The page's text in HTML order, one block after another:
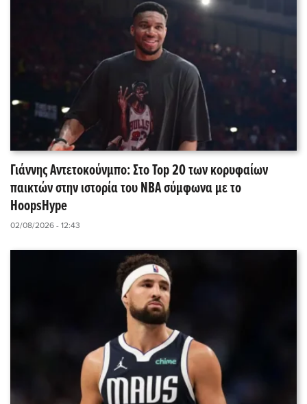
Γιάννης Αντετοκούνμπο: Στο Top 20 των κορυφαίων
παικτών στην ιστορία του NBA σύμφωνα με το
HoopsHype
02/08/2026 - 12:43